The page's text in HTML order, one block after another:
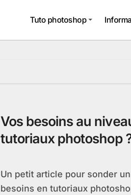
Tuto photoshop
Vos besoins au
tutoriaux photoshop
Un petit article pour sonder un peu vos
besoins en tutoriaux